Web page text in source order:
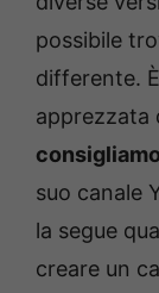
possibile
differente.
apprezzata
suo canale
la segue
creare un